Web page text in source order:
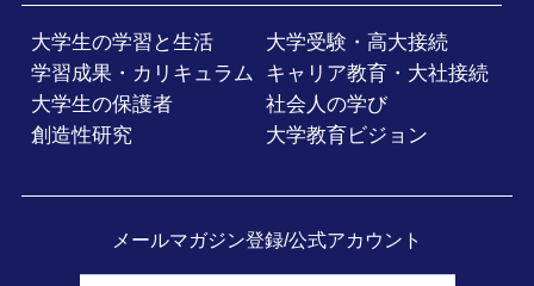
大学生の学習と生活
大学受験・高大接続
学習成果・カリキュラム
キャリア教育・大社接続
大学生の保護者
社会人の学び
創造性研究
大学教育ビジョン
メールマガジン登録/公式アカウント